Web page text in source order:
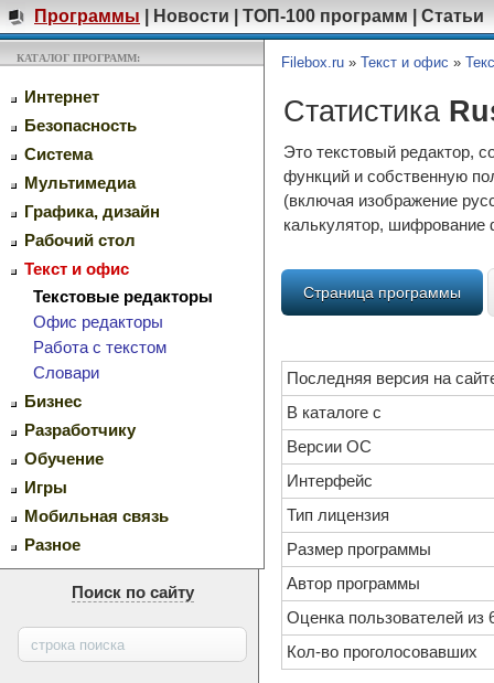
Программы Новости ТОП-100 программ Статьи
КАТАЛОГ ПРОГРАММ:
Интернет
Безопасность
Система
Мультимедиа
Графика, дизайн
Рабочий стол
Текст и офис
Текстовые редакторы
Офис редакторы
Работа с текстом
Словари
Бизнес
Разработчику
Обучение
Игры
Мобильная связь
Разное
Поиск по сайту
Filebox.ru » Текст и офис »
Статистика
Это текстовый редактор,
функций и собственную
(включая изображение
калькулятор, шифрование
Страница программы
Последняя версия на
В каталоге с
Версии ОС
Интерфейс
Тип лицензия
Размер программы
Автор программы
Оценка пользователей из
Кол-во проголосовавших